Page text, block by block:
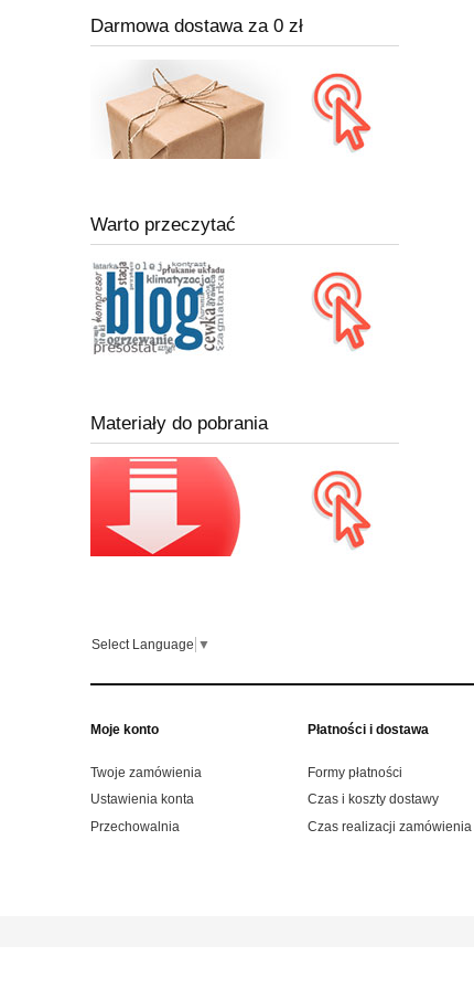
Darmowa dostawa za 0 zł
Warto przeczytać
Materiały do pobrania
Select Language ▼
Moje konto
Twoje zamówienia
Ustawienia konta
Przechowalnia
Płatności i dostawa
Formy płatności
Czas i koszty dostawy
Czas realizacji zamówienia